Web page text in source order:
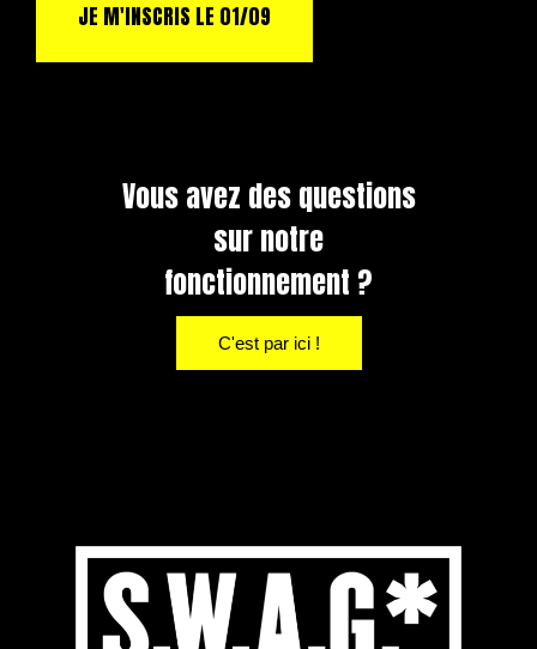
JE M'INSCRIS LE 01/09
Vous avez des questions
sur notre
fonctionnement ?
C'est par ici !